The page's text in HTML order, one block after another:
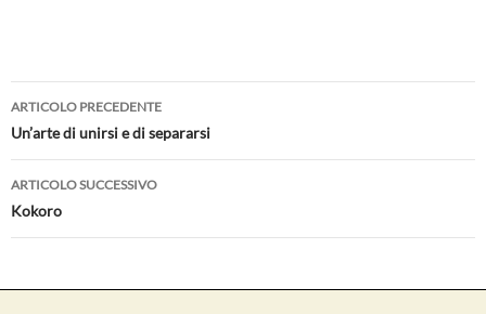
Navigazione
articolo
ARTICOLO PRECEDENTE
Un’arte di unirsi e di separarsi
ARTICOLO SUCCESSIVO
Kokoro